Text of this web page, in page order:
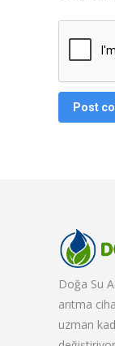
Post
Doğa Su
arıtma
uzman